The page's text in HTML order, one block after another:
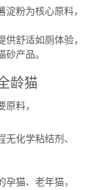
粉为核心原料，
舒适如厕体验，
产品。
龄猫
料，
化学粘结剂、
猫、老年猫，